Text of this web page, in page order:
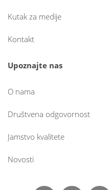
Kutak za medije
Kontakt
Upoznajte nas
O nama
Društvena odgovornost
Jamstvo kvalitete
Novosti